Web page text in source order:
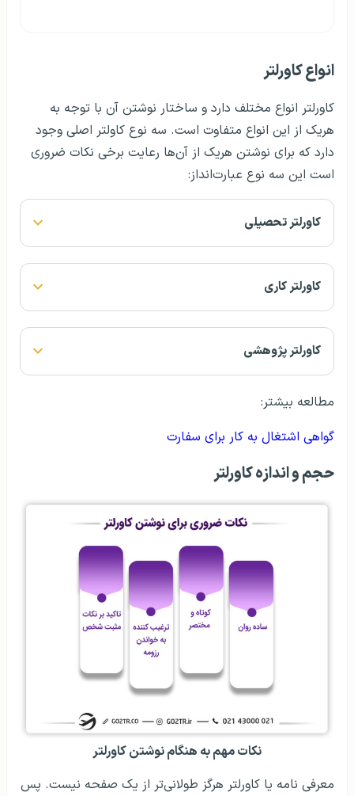
انواع کاورلتر
کاورلتر انواع مختلف دارد و ساختار نوشتن آن با توجه به
هریک از این انواع متفاوت است. سه نوع کاولتر اصلی وجود
دارد که برای نوشتن هریک از آن‌ها رعایت برخی نکات ضروری
است این سه نوع عبارت‌انداز:
کاورلتر تحصیلی
کاورلتر کاری
کاورلتر پژوهشی
مطالعه بیشتر:
گواهی اشتغال به کار برای سفارت
حجم و اندازه‌ کاورلتر
نکات مهم به هنگام نوشتن کاورلتر
معرفی نامه یا کاورلتر هرگز طولانی‌تر از یک صفحه نیست. پس